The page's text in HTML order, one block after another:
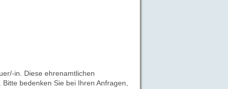
in. Diese ehrenamtlichen
bedenken Sie bei Ihren Anfragen,